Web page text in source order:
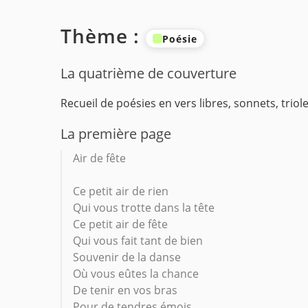
Thème : Poésie
La quatrième de couverture
Recueil de poésies en vers libres, sonnets,
La première page
Air de fête
Ce petit air de rien
Qui vous trotte dans la tête
Ce petit air de fête
Qui vous fait tant de bien
Souvenir de la danse
Où vous eûtes la chance
De tenir en vos bras